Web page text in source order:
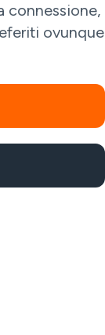
connessione,
ovunque